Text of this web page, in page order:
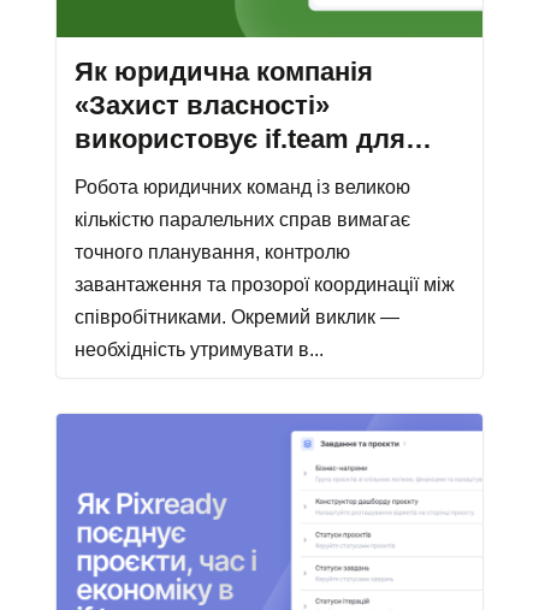
Як юридична компанія
«Захист власності»
використовує if.team для
проєктного управління та
обліку часу
Робота юридичних команд із великою
кількістю паралельних справ вимагає
точного планування, контролю
завантаження та прозорої координації між
співробітниками. Окремий виклик —
необхідність утримувати в...